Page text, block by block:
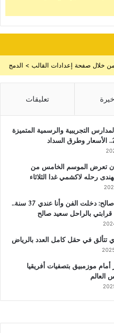
تعليقات
التجريبية والرسمية المتميزة
تعرض الموسم الخامس من
رحله لاكشمي غدا الثلاثاء
مريم سعيد صالح: دخلت الفن وأنا عندي 37 سنة..
بالراحل سعيد صالح
تتألق في حقل كامل العدد بالرياض
أمام موزمبيق بتصفيات أفريقيا
العالم